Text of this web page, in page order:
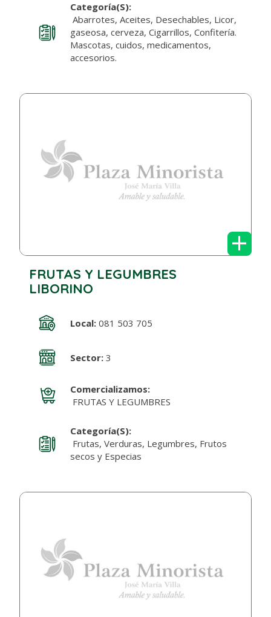
Categoría(s):
Abarrotes, Aceites, Desechables, Licor,
gaseosa, cerveza, Cigarrillos, Confitería.
Mascotas, cuidos, medicamentos,
accesorios.
+
FRUTAS Y LEGUMBRES
LIBORINO
Local:081 503 705
Sector:3
Comercializamos:
FRUTAS Y LEGUMBRES
Categoría(s):
Frutas, Verduras, Legumbres, Frutos
secos y Especias